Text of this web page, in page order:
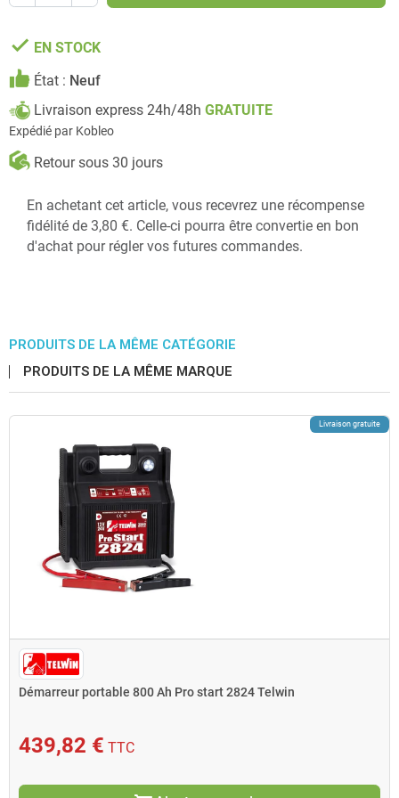
done EN STOCK
État : Neuf
Livraison express 24h/48h GRATUITE
Expédié par Kobleo
Retour sous 30 jours
En achetant cet article, vous recevrez une récompense
fidélité de 3,80 €. Celle-ci pourra être convertie en bon
d'achat pour régler vos futures commandes.
PRODUITS DE LA MÊME CATÉGORIE
PRODUITS DE LA MÊME MARQUE
Livraison gratuite
Démarreur portable 800 Ah Pro start 2824 Telwin
439,82 € TTC